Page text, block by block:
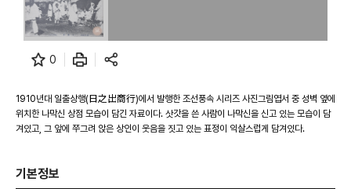
0
1910년대 일출상행(日之出商行)에서 발행한 조선풍속 시리즈 사진그림엽서 중 성벽 옆에
위치한 나막신 상점 모습이 담긴 자료이다. 삿갓을 쓴 사람이 나막신을 신고 있는 모습이 담
겨있고, 그 앞에 쭈그려 앉은 상인이 웃음을 짓고 있는 표정이 익살스럽게 담겨있다.
기본정보